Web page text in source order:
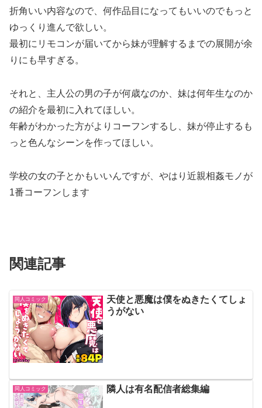
関連記事
同人コミック
天使と悪魔は僕をぬきたくてしょ
うがない
同人コミック 隣人は有名配信者総集編
折角いい内容なので、何作品目になってもいいのでもっと
ゆっくり進んで欲しい。
最初にリモコンが届いてから妹が理解するまでの展開が余
りにも早すぎる。
それと、主人公の男の子が何歳なのか、妹は何年生なのか
の紹介を最初に入れてほしい。
年齢がわかった方がよりコーフンするし、妹が停止するも
っと色んなシーンを作ってほしい。
学校の女の子とかもいいんですが、やはり近親相姦モノが
1番コーフンします